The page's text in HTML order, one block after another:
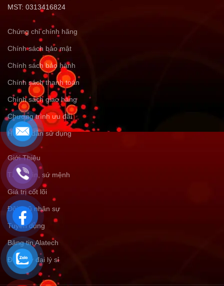
MST: 0313416824
Chứng chỉ chính hãng
Chính sách bảo mật
Chính sách bảo hành
Chính sách thanh toán
Chính sách giao hàng
Chương trình ưu đãi
Hướng dẫn sử dụng
Giới Thiệu
Tầm nhìn, sứ mệnh
Giá trị cốt lõi
Đội ngũ nhân sự
Tuyển dụng
Bảng tin Alatech
Đăng ký đại lý sỉ